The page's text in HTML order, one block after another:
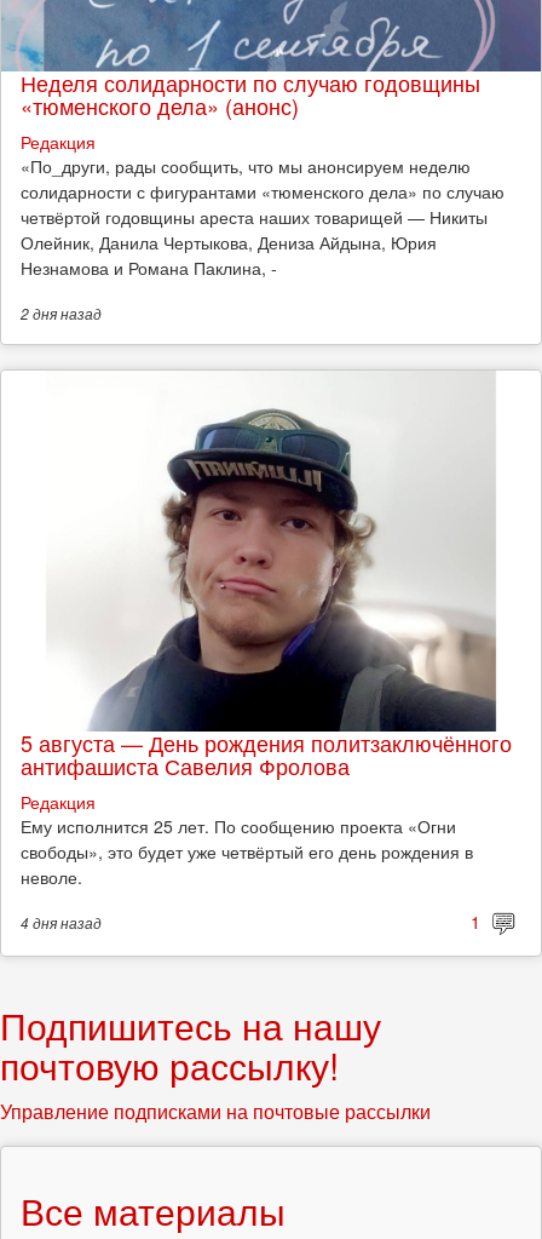
Неделя солидарности по случаю годовщины
«тюменского дела» (анонс)
Редакция
​«По_други, рады сообщить, что мы анонсируем неделю
солидарности с фигурантами «тюменского дела» по случаю
четвёртой годовщины ареста наших товарищей — Никиты
Олейник, Данила Чертыкова, Дениза Айдына, Юрия
Незнамова и Романа Паклина, -
2 дняназад
5 августа — День рождения политзаключённого
антифашиста Савелия Фролова
Редакция
Ему исполнится 25 лет. По сообщению проекта «Огни
свободы», это будет уже четвёртый его день рождения в
неволе.
4 дняназад 1
Подпишитесь на нашу
почтовую рассылку!
Управление подписками на почтовые рассылки
Все материалы